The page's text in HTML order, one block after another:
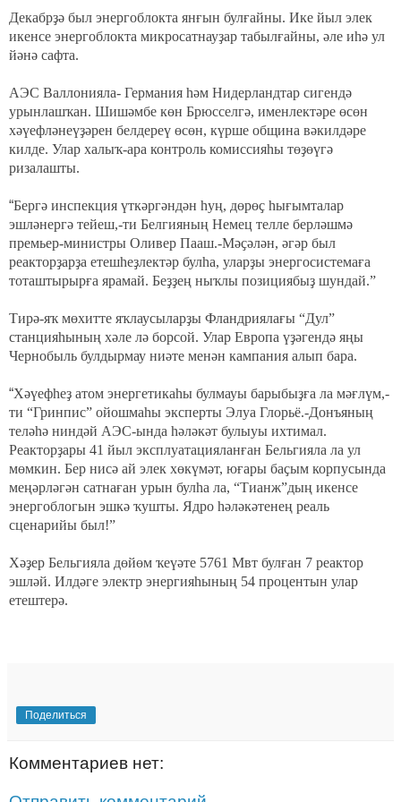
Декабрҙә был энергоблокта янғын булғайны. Ике йыл элек
икенсе энергоблокта микросатнауҙар табылғайны, әле иһә ул
йәнә сафта.
АЭС Валлонияла- Германия һәм Нидерландтар сигендә
урынлашҡан. Шишәмбе көн Брюсселгә, именлектәре өсөн
хәүефләнеүҙәрен белдереү өсөн, күрше община вәкилдәре
килде. Улар халыҡ-ара контроль комиссияһы төҙөүгә
ризалашты.
“Бергә инспекция үткәргәндән һуң, дөрөҫ һығымталар
эшләнергә тейеш,-ти Белгияның Немец телле берләшмә
премьер-министры Оливер Пааш.-Мәҫәлән, әгәр был
реакторҙарҙа етешһеҙлектәр булһа, уларҙы энергосистемаға
тоташтырырға ярамай. Беҙҙең ныҡлы позициябыҙ шундай.”
Тирә-яҡ мөхитте яҡлаусыларҙы Фландриялағы “Дул”
станцияһының хәле лә борсой. Улар Европа үҙәгендә яңы
Чернобыль булдырмау ниәте менән кампания алып бара.
“Хәүефһеҙ атом энергетикаһы булмауы барыбыҙға ла мәғлүм,-
ти “Гринпис” ойошмаһы эксперты Элуа Глорьё.-Донъяның
теләһә ниндәй АЭС-ында һәләкәт булыуы ихтимал.
Реакторҙары 41 йыл эксплуатацияланған Бельгияла ла ул
мөмкин. Бер нисә ай элек хөкүмәт, юғары баҫым корпусында
меңәрләгән сатнаған урын булһа ла, “Тианж”дың икенсе
энергоблогын эшкә ҡушты. Ядро һәләкәтенең реаль
сценарийы был!”
Хәҙер Бельгияла дөйөм ҡеүәте 5761 Мвт булған 7 реактор
эшләй. Илдәге электр энергияһының 54 процентын улар
етештерә.
Поделиться
Комментариев нет: